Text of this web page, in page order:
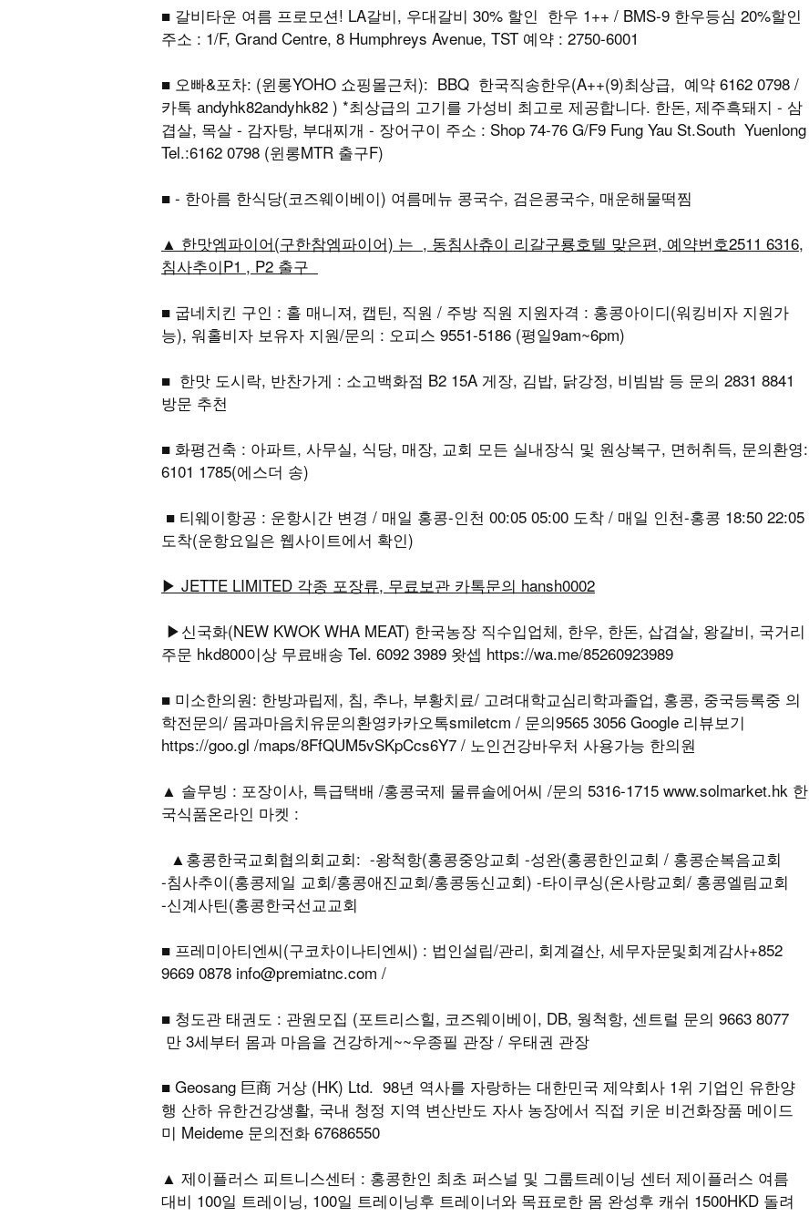
■ 갈비타운 여름 프로모션! LA갈비, 우대갈비 30% 할인 한우 1++ / BMS-9 한우등심 20%할인
주소 : 1/F, Grand Centre, 8 Humphreys Avenue, TST 예약 : 2750-6001
■ 오빠&포차: (윈롱YOHO 쇼핑몰근처): BBQ 한국직송한우(A++(9)최상급, 예약 6162 0798 /
카톡 andyhk82andyhk82 ) *최상급의 고기를 가성비 최고로 제공합니다. 한돈, 제주흑돼지 - 삼
겹살, 목살 - 감자탕, 부대찌개 - 장어구이 주소 : Shop 74-76 G/F9 Fung Yau St.South Yuenlong
Tel.:6162 0798 (윈롱MTR 출구F)
■ - 한아름 한식당(코즈웨이베이) 여름메뉴 콩국수, 검은콩국수, 매운해물떡찜
▲ 한맛엠파이어(구한참엠파이어) 는 , 동침사츄이 리갈구룡호텔 맞은편, 예약번호2511 6316,
침사추이P1 , P2 출구
■ 굽네치킨 구인 : 홀 매니져, 캡틴, 직원 / 주방 직원 지원자격 : 홍콩아이디(워킹비자 지원가
능), 워홀비자 보유자 지원/문의 : 오피스 9551-5186 (평일9am~6pm)
■ 한맛 도시락, 반찬가게 : 소고백화점 B2 15A 게장, 김밥, 닭강정, 비빔밤 등 문의 2831 8841
방문 추천
■ 화평건축 : 아파트, 사무실, 식당, 매장, 교회 모든 실내장식 및 원상복구, 면허취득, 문의환영:
6101 1785(에스더 송)
■ 티웨이항공 : 운항시간 변경 / 매일 홍콩-인천 00:05 05:00 도착 / 매일 인천-홍콩 18:50 22:05
도착(운항요일은 웹사이트에서 확인)
▶ JETTE LIMITED 각종 포장류, 무료보관 카톡문의 hansh0002
▶신국화(NEW KWOK WHA MEAT) 한국농장 직수입업체, 한우, 한돈, 삽겹살, 왕갈비, 국거리
주문 hkd800이상 무료배송 Tel. 6092 3989 왓셉 https://wa.me/85260923989
■ 미소한의원: 한방과립제, 침, 추나, 부황치료/ 고려대학교심리학과졸업, 홍콩, 중국등록중 의
학전문의/ 몸과마음치유문의환영카카오톡smiletcm / 문의9565 3056 Google 리뷰보기
https://goo.gl /maps/8FfQUM5vSKpCcs6Y7 / 노인건강바우처 사용가능 한의원
▲ 솔무빙 : 포장이사, 특급택배 /홍콩국제 물류솔에어씨 /문의 5316-1715 www.solmarket.hk 한
국식품온라인 마켓 :
▲홍콩한국교회협의회교회: -왕척항(홍콩중앙교회 -성완(홍콩한인교회 / 홍콩순복음교회
-침사추이(홍콩제일 교회/홍콩애진교회/홍콩동신교회) -타이쿠싱(온사랑교회/ 홍콩엘림교회
-신계사틴(홍콩한국선교교회
■ 프레미아티엔씨(구코차이나티엔씨) : 법인설립/관리, 회계결산, 세무자문및회계감사+852
9669 0878 info@premiatnc.com /
■ 청도관 태권도 : 관원모집 (포트리스힐, 코즈웨이베이, DB, 웡척항, 센트럴 문의 9663 8077
만 3세부터 몸과 마음을 건강하게~~우종필 관장 / 우태권 관장
■ Geosang 巨商 거상 (HK) Ltd. 98년 역사를 자랑하는 대한민국 제약회사 1위 기업인 유한양
행 산하 유한건강생활, 국내 청정 지역 변산반도 자사 농장에서 직접 키운 비건화장품 메이드
미 Meideme 문의전화 67686550
▲ 제이플러스 피트니스센터 : 홍콩한인 최초 퍼스널 및 그룹트레이닝 센터 제이플러스 여름
대비 100일 트레이닝, 100일 트레이닝후 트레이너와 목표로한 몸 완성후 캐쉬 1500HKD 돌려